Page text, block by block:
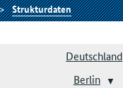
Strukturdaten
Deutschland
Berlin